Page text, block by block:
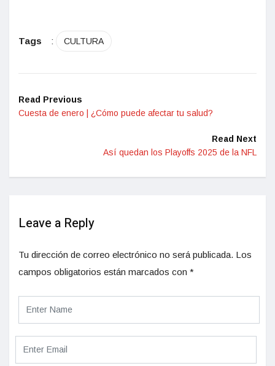
Tags : CULTURA
Read Previous
Cuesta de enero | ¿Cómo puede afectar tu salud?
Read Next
Así quedan los Playoffs 2025 de la NFL
Leave a Reply
Tu dirección de correo electrónico no será publicada. Los
campos obligatorios están marcados con *